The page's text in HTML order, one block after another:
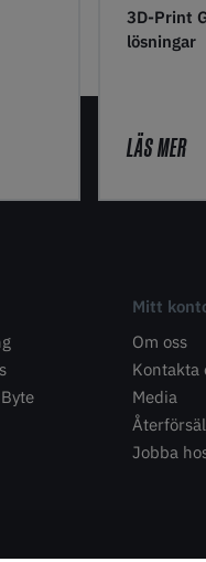
3D-Print
lösningar
LÄS MER
Mitt
Om oss
Kontakta
Media
Jobba